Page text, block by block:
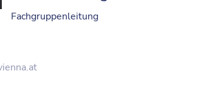
Fachgruppenleitung